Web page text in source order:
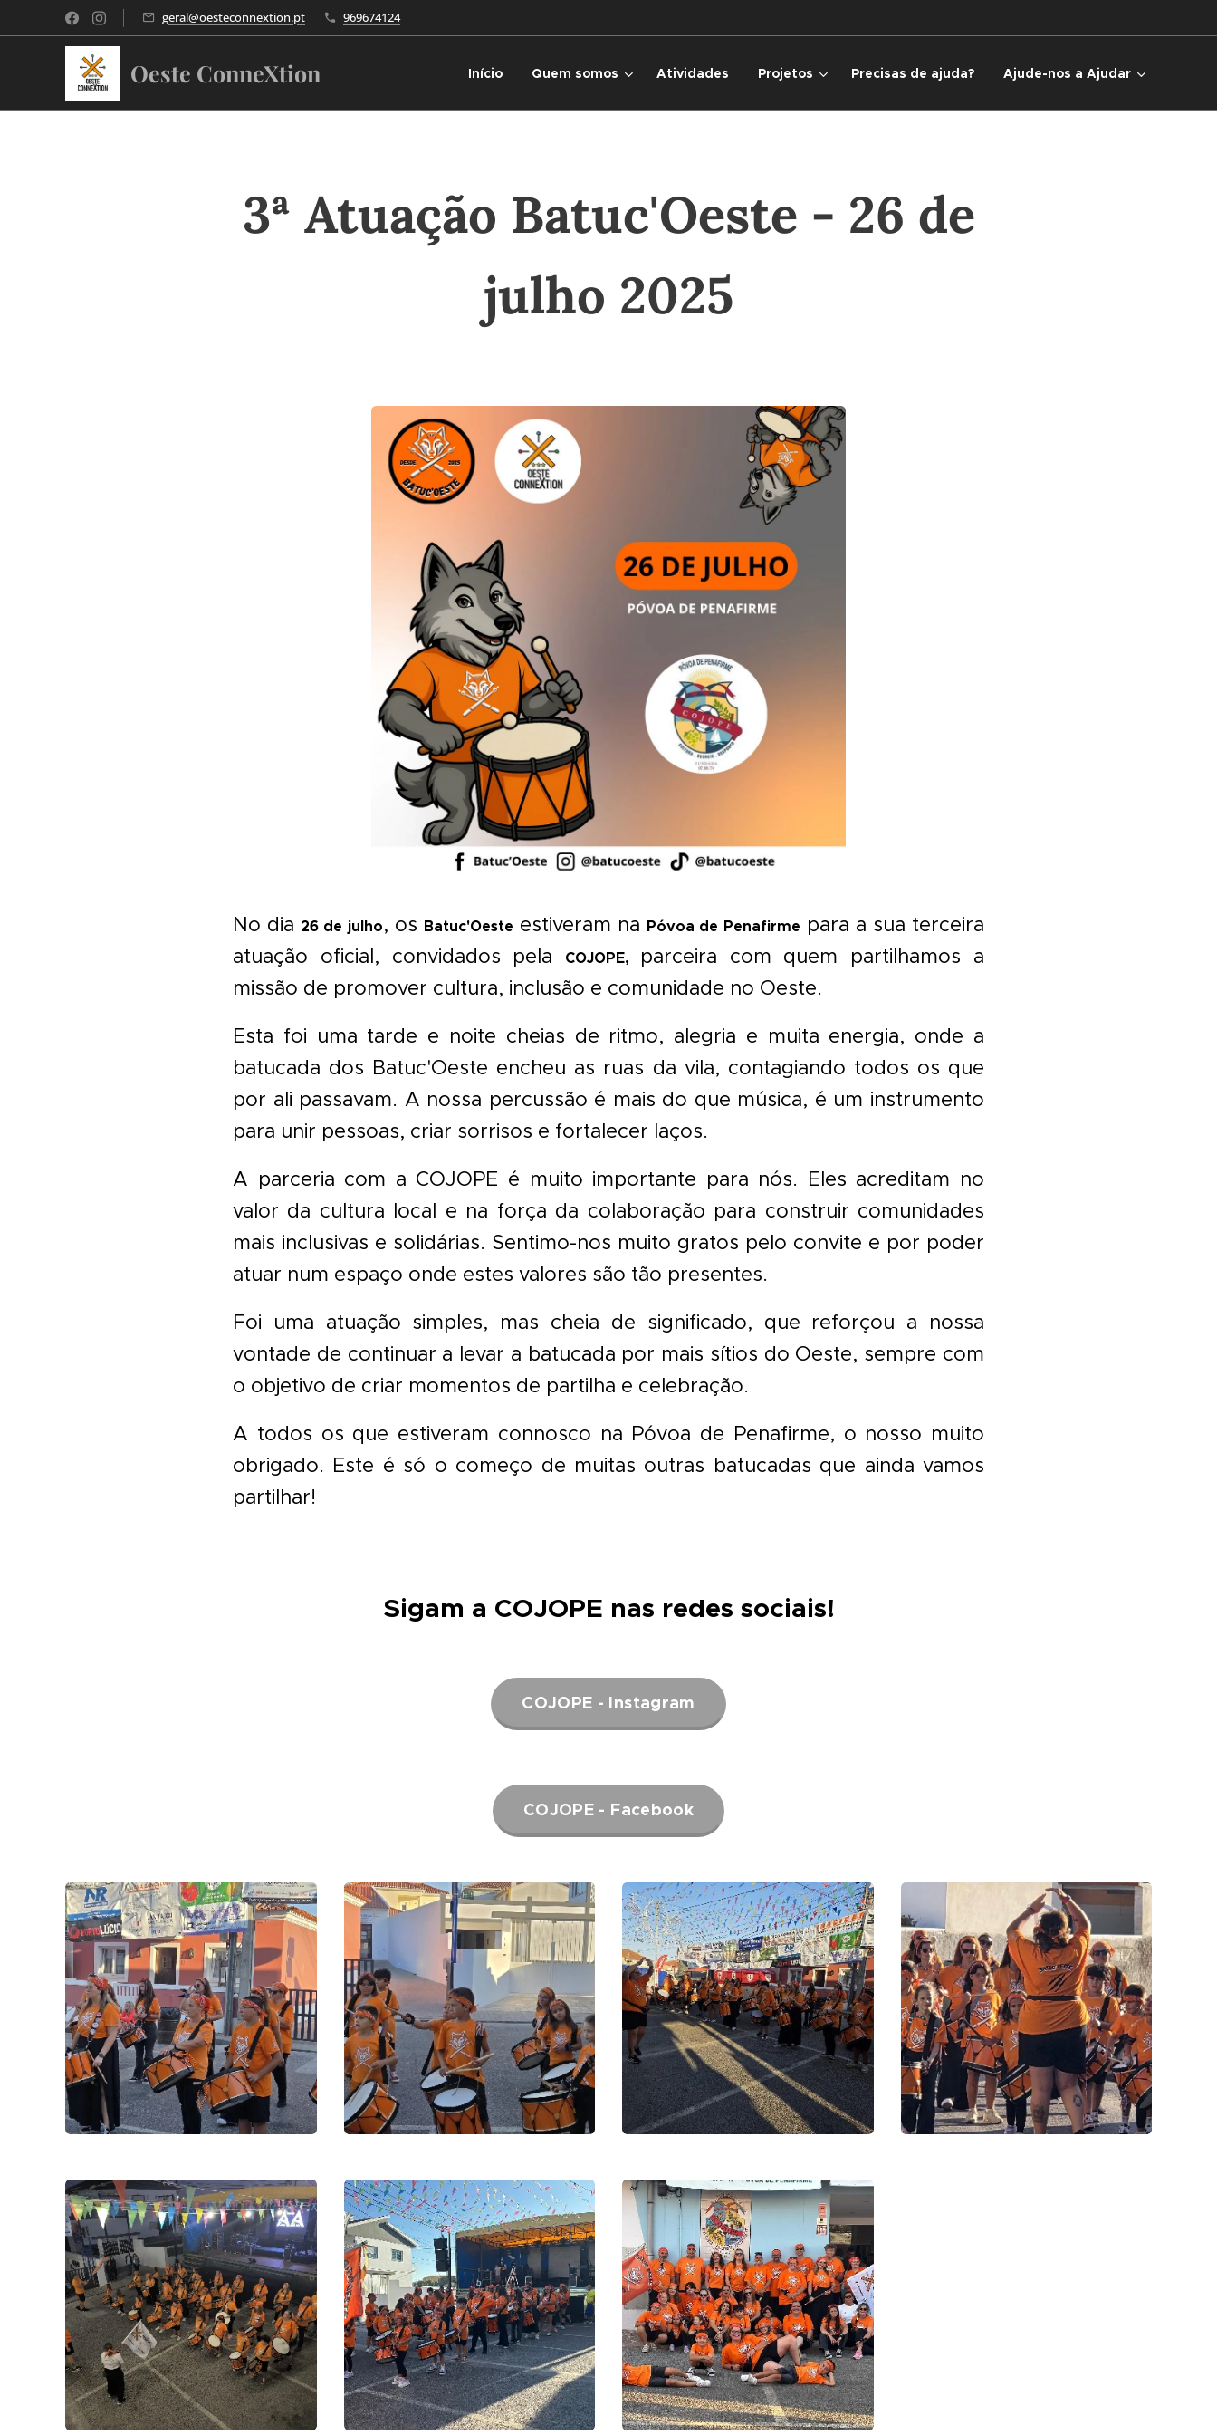
geral@oesteconnextion.pt 969674124
Oeste ConneXtion Início Quem somos Atividades Projetos Precisas de ajuda? Ajude-nos a Ajudar
3ª Atuação Batuc'Oeste - 26 de
julho 2025
No dia 26 de julho, os Batuc'Oeste estiveram na Póvoa de Penafirme para a sua terceira
atuação oficial, convidados pela
COJOPE, parceira com quem partilhamos a
missão de promover cultura, inclusão e comunidade no Oeste.
Esta foi uma tarde e noite cheias de ritmo, alegria e muita energia, onde a
batucada dos Batuc'Oeste encheu as ruas da vila, contagiando todos os que
por ali passavam. A nossa percussão é mais do que música, é um instrumento
para unir pessoas, criar sorrisos e fortalecer laços.
A parceria com a COJOPE é muito importante para nós. Eles acreditam no
valor da cultura local e na força da colaboração para construir comunidades
mais inclusivas e solidárias. Sentimo-nos muito gratos pelo convite e por poder
atuar num espaço onde estes valores são tão presentes.
Foi uma atuação simples, mas cheia de significado, que reforçou a nossa
vontade de continuar a levar a batucada por mais sítios do Oeste, sempre com
o objetivo de criar momentos de partilha e celebração.
A todos os que estiveram connosco na Póvoa de Penafirme, o nosso muito
obrigado. Este é só o começo de muitas outras batucadas que ainda vamos
partilhar!
Sigam a COJOPE nas redes sociais!
COJOPE - Instagram
COJOPE - Facebook